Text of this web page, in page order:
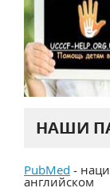
НАШИ
PubMed -
английском